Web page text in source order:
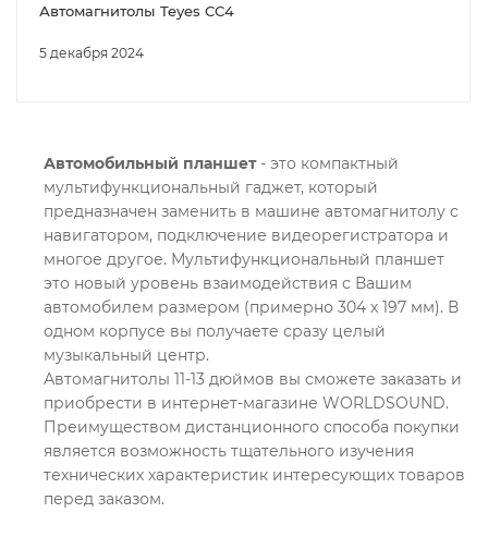
5 декабря 2024
Автомагнитолы Teyes CC4
Автомобильный планшет- это компактный
мультифункциональный гаджет, который
предназначен заменить в машине автомагнитолу c
навигатором, подключение видеорегистратора и
многое другое. Мультифункциональный планшет
это новый уровень взаимодействия с Вашим
автомобилем размером (примерно 304 х 197 мм). В
одном корпусе вы получаете сразу целый
музыкальный центр.
Автомагнитолы 11-13 дюймов вы сможете заказать и
приобрести в интернет-магазине WORLDSOUND.
Преимуществом дистанционного способа покупки
является возможность тщательного изучения
технических характеристик интересующих товаров
перед заказом.